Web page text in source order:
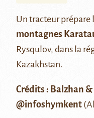
Un tracteur prépare
montagnes
Rysqulov, dans la
Kazakhstan.
Crédits : Balzhan
@infoshymkent